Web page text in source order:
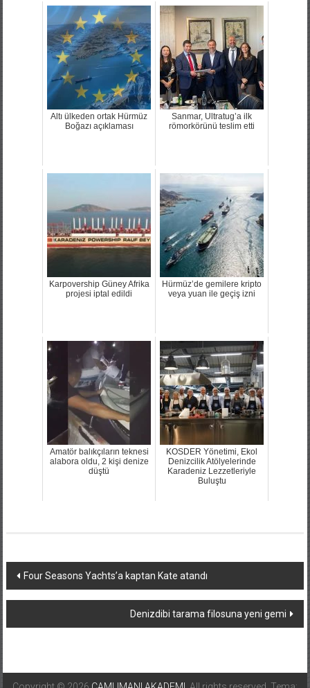
Altı ülkeden ortak Hürmüz
Boğazı açıklaması
Sanmar, Ultratug’a ilk
römorkörünü teslim etti
Karpovership Güney Afrika
projesi iptal edildi
Hürmüz’de gemilere kripto
veya yuan ile geçiş izni
Amatör balıkçıların teknesi
alabora oldu, 2 kişi denize
düştü
KOSDER Yönetimi, Ekol
Denizcilik Atölyelerinde
Karadeniz Lezzetleriyle
Buluştu
Yazı
dolaşımı
Four Seasons Yachts’a kaptan Kate atandı
Denizdibi tarama filosuna yeni gemi